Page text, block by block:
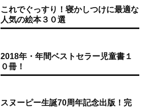
これでぐっすり！寝かしつけに最適な
人気の絵本３０選
2018年・年間ベストセラー児童書１
０冊！
スヌーピー生誕70周年記念出版！完